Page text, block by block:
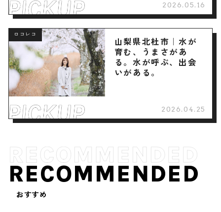
2026.05.16
ロコレコ
山梨県北杜市｜水が
育む、うまさがあ
る。水が呼ぶ、出会
いがある。
2026.04.25
RECOMMENDED
おすすめ